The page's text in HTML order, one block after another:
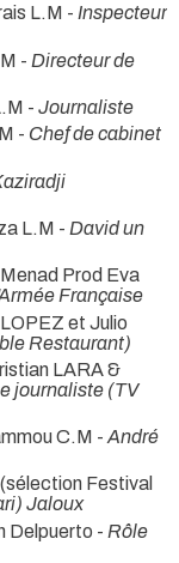
L.M - Inspecteur
- Directeur de
- Journaliste
- Chef de cabinet
L.M - David un
Prod Eva
Française
et Julio
Restaurant)
LARA &
journaliste (TV
C.M - André
Festival
Jaloux
Delpuerto - Rôle